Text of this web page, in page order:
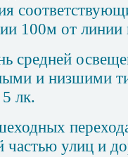
100м от
средней
и низшими
лк.
частью улиц и